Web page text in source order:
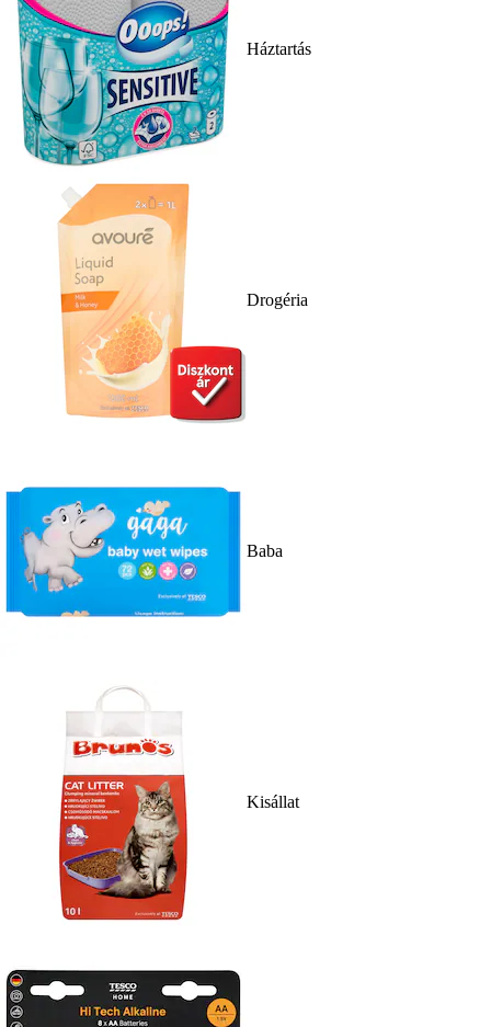
Háztartás
Drogéria
Baba
Kisállat